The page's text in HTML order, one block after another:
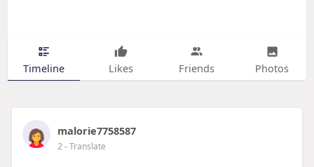
Timeline Likes Friends Photos
malorie7758587
2- Translate